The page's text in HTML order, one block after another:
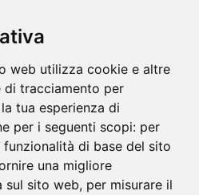
web utilizza cookie e altre
di tracciamento per
tua esperienza di
per i seguenti scopi: per
di base del sito
una migliore
sul sito web, per misurare il